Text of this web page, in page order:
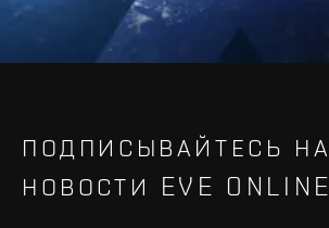
ПОДПИСЫВАЙТЕСЬ НА
НОВОСТИ EVE ONLINE